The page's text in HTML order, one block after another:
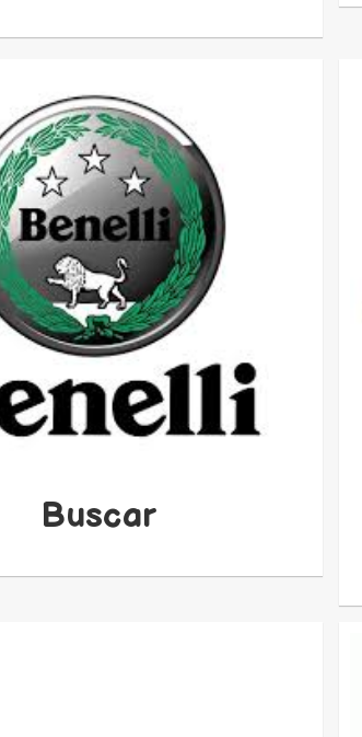
Buscar